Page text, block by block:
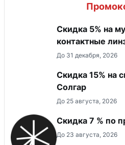
Скидка 5% на
контактные
До 31 декабря, 2026
Скидка 15% на
Солгар
До 25 августа, 2026
Скидка 7 % по
До 23 августа, 2026